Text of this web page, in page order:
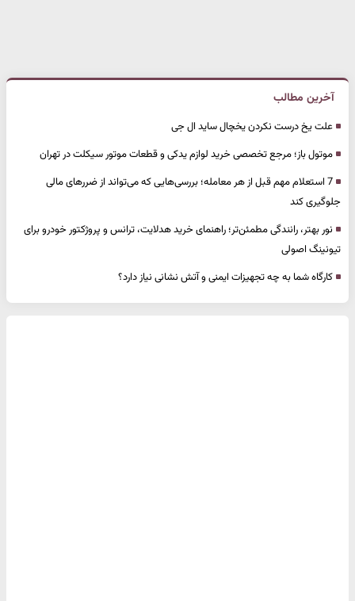
آخرین مطالب
علت یخ درست نکردن یخچال ساید ال جی
موتول باز؛ مرجع تخصصی خرید لوازم یدکی و قطعات موتور سیکلت در تهران
7 استعلام مهم قبل از هر معامله؛ بررسی‌هایی که می‌تواند از ضررهای مالی
جلوگیری کند
نور بهتر، رانندگی مطمئن‌تر؛ راهنمای خرید هدلایت، ترانس و پروژکتور خودرو برای
تیونینگ اصولی
کارگاه شما به چه تجهیزات ایمنی و آتش نشانی نیاز دارد؟